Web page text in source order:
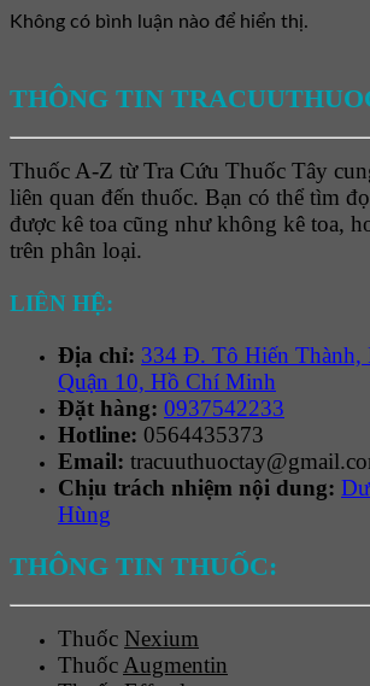
Không có bình luận nào để hiển thị.
THÔNG TIN
Thuốc A-Z từ Tra Cứu Thuốc Tây
liên quan đến thuốc. Bạn có thể tìm
được kê toa cũng như không kê toa,
trên phân loại.
LIÊN HỆ:
Địa chỉ: 334 Đ. Tô Hiến Thành,
Quận 10, Hồ Chí Minh
Đặt hàng: 0937542233
Hotline: 0564435373
Email:
Chịu trách nhiệm nội dung:
Hùng
THÔNG TIN THUỐC:
Thuốc Nexium
ThuốcAugmentin